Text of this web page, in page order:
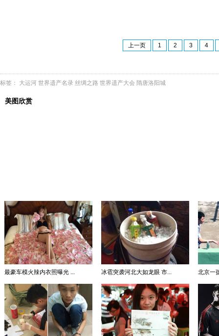
上一页 1 2 3 4
标签： 大运河 世界遗产名录 丝绸之路 世界遗产大会 隋唐洛阳城
美图欣赏
最豪车模火辣内衣照曝光 ... 冰雹突袭河北大如龙眼 市... 北京一